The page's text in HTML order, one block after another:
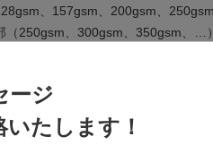
ージ
たします！
、157gsm、200gsm、
（250gsm、300gsm、350gsm、…
板（600gsm、800gsm、900gsm、
の条件に従うさまざまなサイズ、
ル カラーかPantone、…